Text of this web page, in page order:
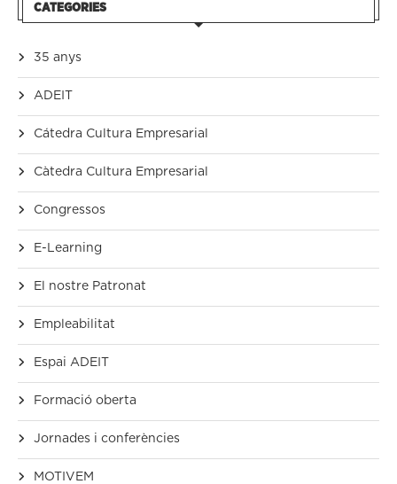
CATEGORIES
35 anys
ADEIT
Cátedra Cultura Empresarial
Càtedra Cultura Empresarial
Congressos
E-Learning
El nostre Patronat
Empleabilitat
Espai ADEIT
Formació oberta
Jornades i conferències
MOTIVEM